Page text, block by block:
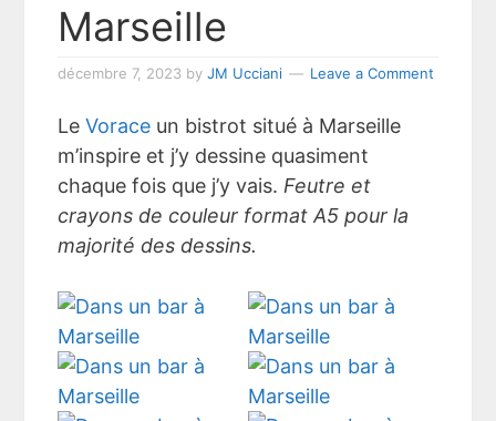
Marseille
décembre 7, 2023 byJM Ucciani Leave a Comment
LeVorace un bistrot situé à Marseille
m’inspire et j’y dessine quasiment
chaque fois que j’y vais.Feutre et
crayons de couleur format A5 pour la
majorité des dessins.